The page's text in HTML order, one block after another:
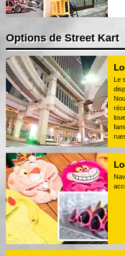
Options de Street Kart
Le